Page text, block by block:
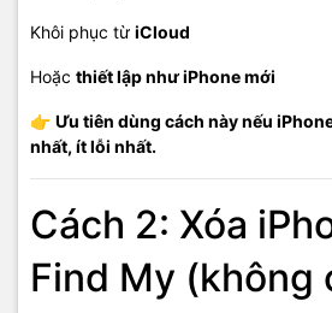
Khôi phục từ iCloud
Hoặc thiết lập như iPhone mới
👉 Ưu tiên dùng cách này nếu
nhất, ít lỗi nhất.
Cách 2: Xóa
Find My (không